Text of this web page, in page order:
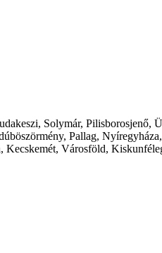
Solymár, Pilisborosjenő,
Pallag,
Kecskemét, Városföld,